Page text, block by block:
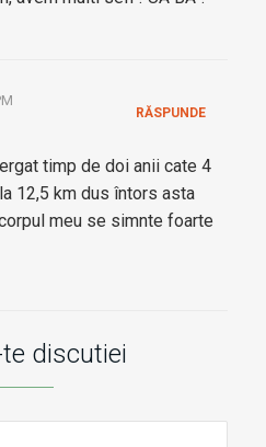
timp de doi anii cate 4
12,5 km dus întors asta
meu se simnte foarte
RĂSPUNDE
discutiei